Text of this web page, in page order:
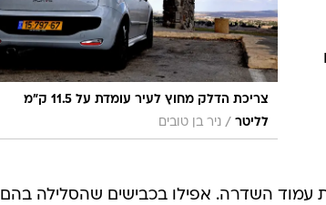
צריכת הדלק מחוץ לעיר עומדת על 11.5 ק"מ
לליטר / ניר בן טובים
עמוד השדרה. אפילו בכבישים שהסלילה בהם